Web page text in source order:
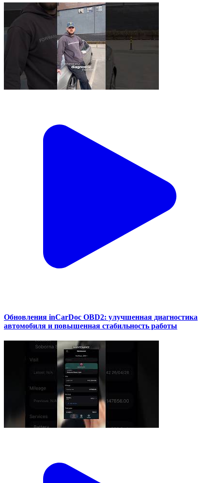
Обновления inCarDoc OBD2: улучшенная диагностика
автомобиля и повышенная стабильность работы